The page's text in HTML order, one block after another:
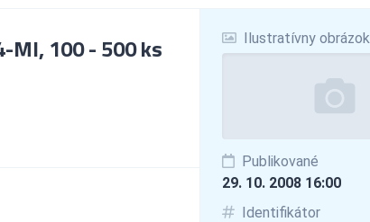
Ilustratívny obrázok
Publikované
29. 10. 2008 16:00
Identifikátor
MI, 100 - 500 ks